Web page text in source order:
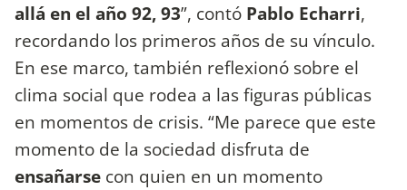
allá en el año 92, 93”, contó Pablo Echarri,
recordando los primeros años de su vínculo.
En ese marco, también reflexionó sobre el
clima social que rodea a las figuras públicas
en momentos de crisis. “Me parece que este
momento de la sociedad disfruta de
ensañarse con quien en un momento